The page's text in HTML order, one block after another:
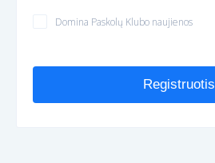
Domina Paskolų Klubo naujienos
Registruotis